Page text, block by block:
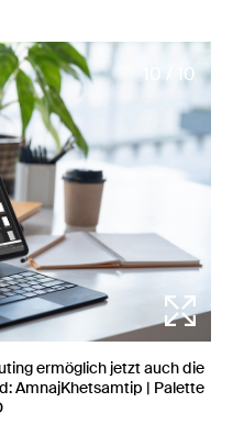
10 / 10
ermöglich jetzt auch die
AmnajKhetsamtip | Palette